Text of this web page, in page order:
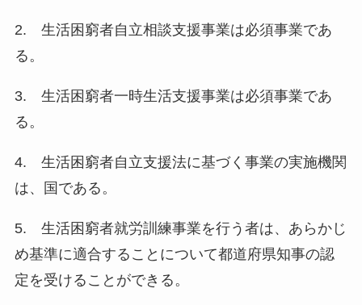
2. 生活困窮者自立相談支援事業は必須事業であ
る。
3. 生活困窮者一時生活支援事業は必須事業であ
る。
4. 生活困窮者自立支援法に基づく事業の実施機関
は、国である。
5. 生活困窮者就労訓練事業を行う者は、あらかじ
め基準に適合することについて都道府県知事の認
定を受けることができる。